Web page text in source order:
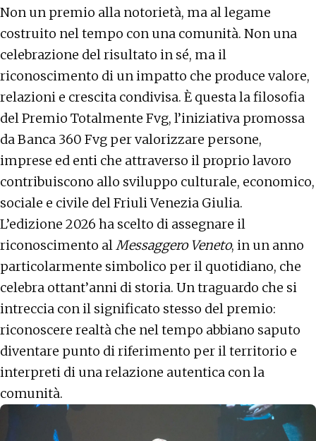
Non un premio alla notorietà, ma al legame
costruito nel tempo con una comunità. Non una
celebrazione del risultato in sé, ma il
riconoscimento di un impatto che produce valore,
relazioni e crescita condivisa. È questa la filosofia
del Premio Totalmente Fvg, l’iniziativa promossa
da Banca 360 Fvg per valorizzare persone,
imprese ed enti che attraverso il proprio lavoro
contribuiscono allo sviluppo culturale, economico,
sociale e civile del Friuli Venezia Giulia.
L’edizione 2026 ha scelto di assegnare il
riconoscimento alMessaggero Veneto, in un anno
particolarmente simbolico per il quotidiano, che
celebra ottant’anni di storia. Un traguardo che si
intreccia con il significato stesso del premio:
riconoscere realtà che nel tempo abbiano saputo
diventare punto di riferimento per il territorio e
interpreti di una relazione autentica con la
comunità.